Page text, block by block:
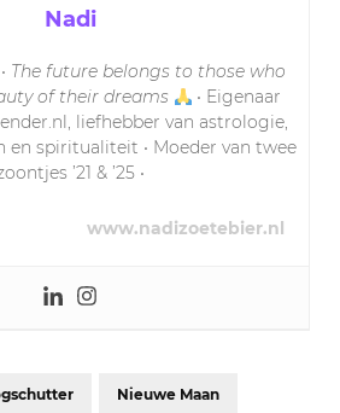
Nadi
• The future belongs to those who
of their dreams
• Eigenaar
liefhebber van astrologie,
en spiritualiteit • Moeder van twee
’21 & ’25 •
www.nadizoetebier.nl
Nieuwe Maan